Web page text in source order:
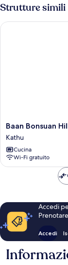
Strutture simili
Baan
Bonsuan
Hill
Guesthouse
Kathu
Baan Bonsuan
Kathu
Cucina
Wi-Fi gratuito
Baan Bonsuan Hill
Accedi
Accedi